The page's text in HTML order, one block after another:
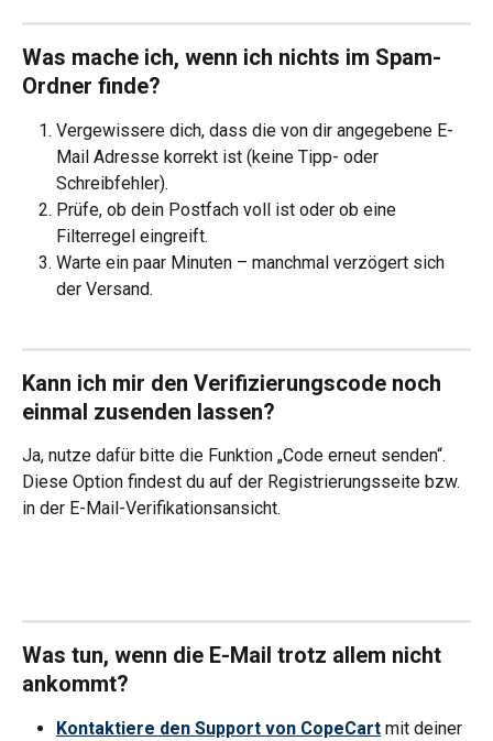
Was mache ich, wenn ich nichts im Spam-
Ordner finde?
Vergewissere dich, dass die von dir angegebene E-
Mail Adresse korrekt ist (keine Tipp- oder
Schreibfehler).
Prüfe, ob dein Postfach voll ist oder ob eine
Filterregel eingreift.
Warte ein paar Minuten – manchmal verzögert sich
der Versand.
Kann ich mir den Verifizierungscode noch
einmal zusenden lassen?
Ja, nutze dafür bitte die Funktion „Code erneut senden“.
Diese Option findest du auf der Registrierungsseite bzw.
in der E-Mail-Verifikationsansicht.
Was tun, wenn die E-Mail trotz allem nicht
ankommt?
Kontaktiere den Support von CopeCart mit deiner